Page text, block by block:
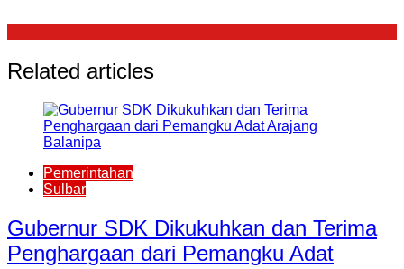
Related articles
Pemerintahan
Sulbar
Gubernur SDK Dikukuhkan dan Terima
Penghargaan dari Pemangku Adat